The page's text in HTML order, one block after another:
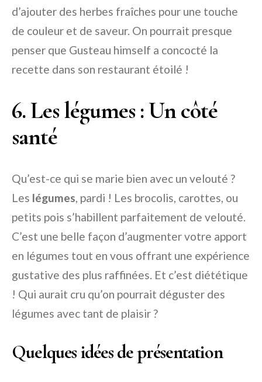
d’ajouter des herbes fraîches pour une touche
de couleur et de saveur. On pourrait presque
penser que Gusteau himself a concocté la
recette dans son restaurant étoilé !
6. Les légumes : Un côté
santé
Qu’est-ce qui se marie bien avec un velouté ?
Les légumes, pardi ! Les brocolis, carottes, ou
petits pois s’habillent parfaitement de velouté.
C’est une belle façon d’augmenter votre apport
en légumes tout en vous offrant une expérience
gustative des plus raffinées. Et c’est diététique
! Qui aurait cru qu’on pourrait déguster des
légumes avec tant de plaisir ?
Quelques idées de présentation